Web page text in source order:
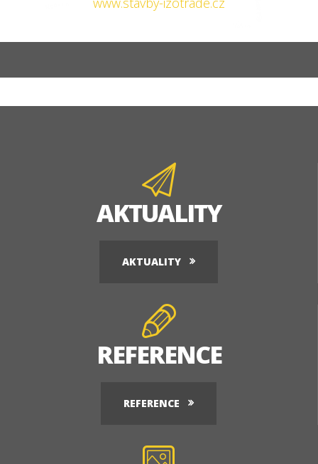
AKTUALITY
AKTUALITY
REFERENCE
REFERENCE